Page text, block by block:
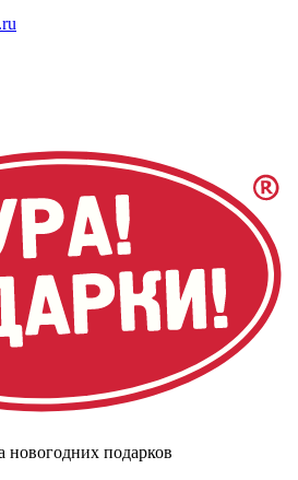
новогодних подарков